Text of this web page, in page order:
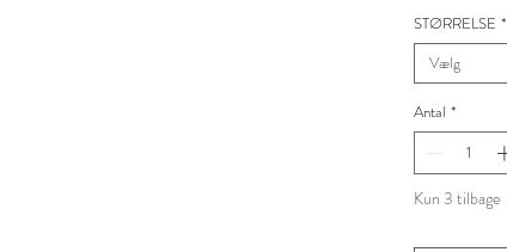
STØRRELSE *
Vælg
Antal *
Kun 3 tilbage